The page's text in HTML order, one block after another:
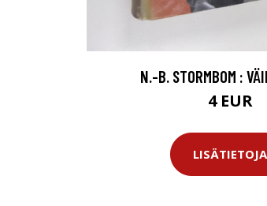
N.-B. STORMBOM :
4 EUR
LISÄTIETOJA